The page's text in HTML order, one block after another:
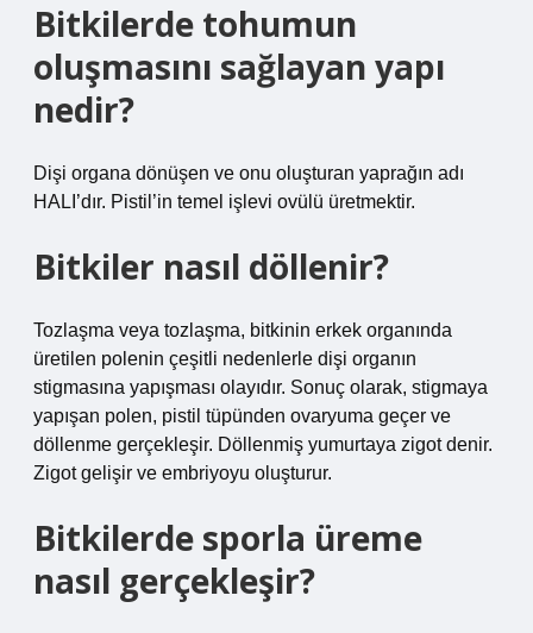
Bitkilerde tohumun
oluşmasını sağlayan yapı
nedir?
Dişi organa dönüşen ve onu oluşturan yaprağın adı
HALI’dır. Pistil’in temel işlevi ovülü üretmektir.
Bitkiler nasıl döllenir?
Tozlaşma veya tozlaşma, bitkinin erkek organında
üretilen polenin çeşitli nedenlerle dişi organın
stigmasına yapışması olayıdır. Sonuç olarak, stigmaya
yapışan polen, pistil tüpünden ovaryuma geçer ve
döllenme gerçekleşir. Döllenmiş yumurtaya zigot denir.
Zigot gelişir ve embriyoyu oluşturur.
Bitkilerde sporla üreme
nasıl gerçekleşir?